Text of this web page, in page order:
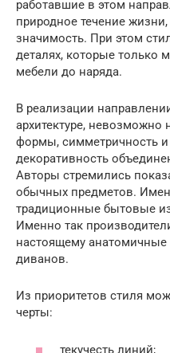
работавшие в этом
природное течение
значимость. При этом
деталях, которые только
мебели до наряда.
В реализации
архитектуре, невозможно
формы, симметричность
декоративность
Авторы стремились
обычных предметов.
традиционные бытовые
Именно так
настоящему анатомичные
диванов.
Из приоритетов стиля
черты:
текучесть линий;